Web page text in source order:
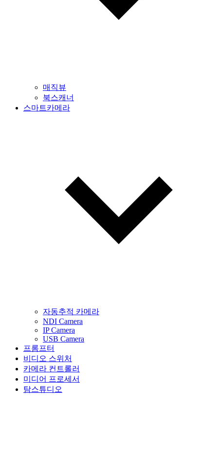
매직뷰
북스캐너
스마트카메라
자동추적 카메라
NDI Camera
IP Camera
USB Camera
프롬프터
비디오 스위처
카메라 컨트롤러
미디어 프로세서
탐스튜디오